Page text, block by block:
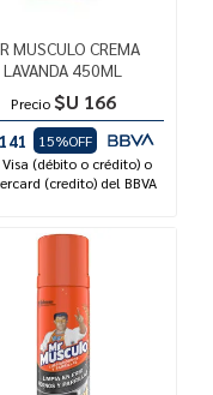
MUSCULO CREMA
LAVANDA 450ML
Precio $U 166
15%OFF
Visa (débito o crédito) o
(credito) del BBVA